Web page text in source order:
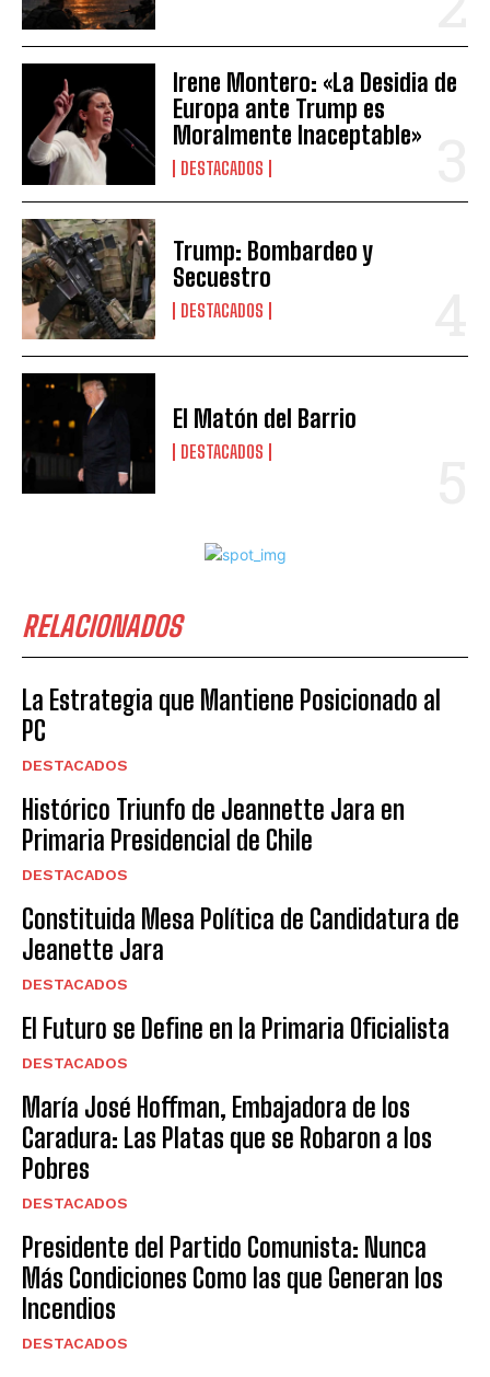
Irene Montero: «La Desidia de
Europa ante Trump es
Moralmente Inaceptable»
DESTACADOS
Trump: Bombardeo y
Secuestro
DESTACADOS
El Matón del Barrio
DESTACADOS
RELACIONADOS
La Estrategia que Mantiene Posicionado al
PC
DESTACADOS
Histórico Triunfo de Jeannette Jara en
Primaria Presidencial de Chile
DESTACADOS
Constituida Mesa Política de Candidatura de
Jeanette Jara
DESTACADOS
El Futuro se Define en la Primaria Oficialista
DESTACADOS
María José Hoffman, Embajadora de los
Caradura: Las Platas que se Robaron a los
Pobres
DESTACADOS
Presidente del Partido Comunista: Nunca
Más Condiciones Como las que Generan los
Incendios
DESTACADOS